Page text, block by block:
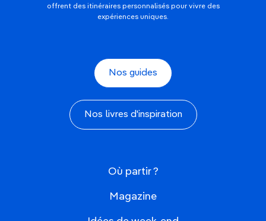
offrent des itinéraires personnalisés pour vivre des
expériences uniques.
Nos guides
Nos livres d'inspiration
Où partir ?
Magazine